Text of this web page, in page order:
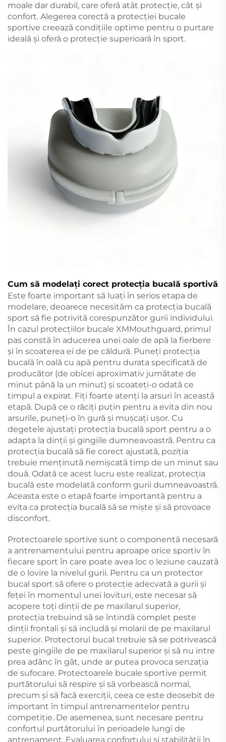
moale dar durabil, care oferă atât protecție, cât și
confort. Alegerea corectă a protecției bucale
sportive creează condițiile optime pentru o purtare
ideală și oferă o protecție superioară în sport.
Cum să modelați corect protecția bucală sportivă
Este foarte important să luați în serios etapa de
modelare, deoarece necesităm ca protecția bucală
sport să fie potrivită corespunzător gurii individului.
În cazul protecțiilor bucale XMMouthguard, primul
pas constă în aducerea unei oale de apă la fierbere
și în scoaterea ei de pe căldură. Puneți protecția
bucală în oală cu apă pentru durata specificată de
producător (de obicei aproximativ jumătate de
minut până la un minut) și scoateți-o odată ce
timpul a expirat. Fiți foarte atenți la arsuri în această
etapă. După ce o răciți puțin pentru a evita din nou
arsurile, puneți-o în gură și mușcați ușor. Cu
degetele ajustați protecția bucală sport pentru a o
adapta la dinții și gingiile dumneavoastră. Pentru ca
protecția bucală să fie corect ajustată, poziția
trebuie menținută nemișcată timp de un minut sau
două. Odată ce acest lucru este realizat, protecția
bucală este modelată conform gurii dumneavoastră.
Aceasta este o etapă foarte importantă pentru a
evita ca protecția bucală să se miște și să provoace
disconfort.
Protectoarele sportive sunt o componentă necesară
a antrenamentului pentru aproape orice sportiv în
fiecare sport în care poate avea loc o leziune cauzată
de o lovire la nivelul gurii. Pentru ca un protector
bucal sport să ofere o protecție adecvată a gurii și
feței în momentul unei lovituri, este necesar să
acopere toți dinții de pe maxilarul superior,
protecția trebuind să se întindă complet peste
dinții frontali și să includă și molarii de pe maxilarul
superior. Protectorul bucal trebuie să se potrivească
peste gingiile de pe maxilarul superior și să nu intre
prea adânc în gât, unde ar putea provoca senzația
de sufocare. Protectoarele bucale sportive permit
purtătorului să respire și să vorbească normal,
precum și să facă exerciții, ceea ce este deosebit de
important în timpul antrenamentelor pentru
competiție. De asemenea, sunt necesare pentru
confortul purtătorului în perioadele lungi de
antrenament. Evaluarea confortului și stabilității în